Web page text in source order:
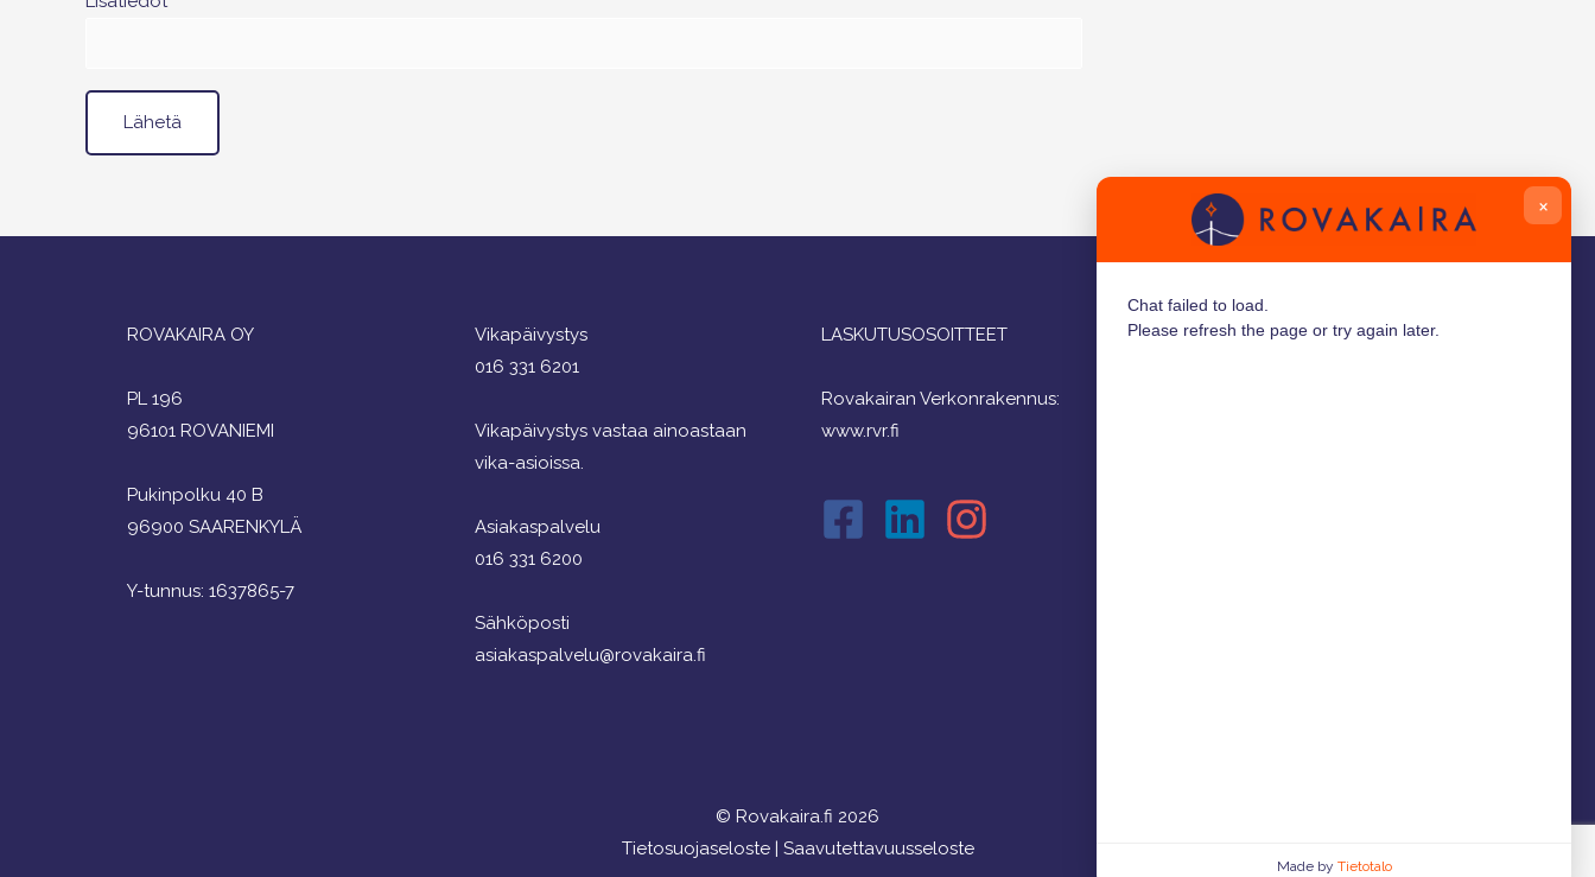
ROVAKAIRA OY
PL 196
96101 ROVANIEMI
Pukinpolku 40 B
96900 SAARENKYLÄ
Y-tunnus: 1637865-7
Vikapäivystys
016 331 6201
Vikapäivystys vastaa ainoastaan
vika-asioissa.
Asiakaspalvelu
016 331 6200
Sähköposti
asiakaspalvelu@rovakaira.fi
LASKUTUSOSOITTEET
Rovakairan Verkonrakennus:
www.rvr.fi
© Rovakaira.fi 2026
Tietosuojaseloste| Saavutettavuusseloste
×
Chat failed to load.
Please refresh the page or try again later.
Made by Tietotalo